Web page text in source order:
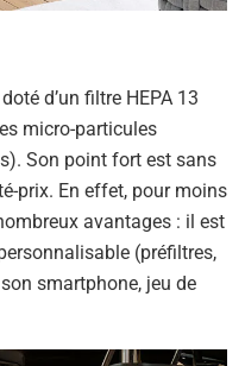
d’un filtre HEPA 13
micro-particules
Son point fort est sans
prix. En effet, pour moins
avantages : il est
(préfiltres,
smartphone, jeu de